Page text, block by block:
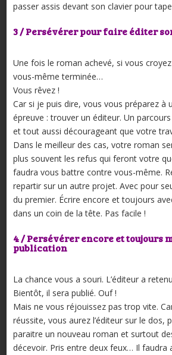
passer assis devant son clavier pour
3 / Persévérer pour faire éditer
Une fois le roman achevé, si vous
vous-même terminée…
Vous rêvez !
Car si je puis dire, vous vous préparez à
épreuve : trouver un éditeur. Un
et tout aussi décourageant que votre
Dans le meilleur des cas, votre roman
plus souvent les refus qui feront votre
faudra vous battre contre vous-même.
repartir sur un autre projet. Avec pour
du premier. Écrire encore et toujours
dans un coin de la tête. Pas facile !
4 / Persévérer encore et toujours
publication
La chance vous a souri. L’éditeur a
Bientôt, il sera publié. Ouf !
Mais ne vous réjouissez pas trop vite.
réussite, vous aurez l’éditeur sur le dos,
paraitre un nouveau roman et surtout
décevoir. Pris entre deux feux… Il faudra